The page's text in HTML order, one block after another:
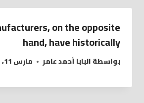
on the opposite
hand, have historically
بواسطةالبابا أحمد عامر مارس 11, 2022